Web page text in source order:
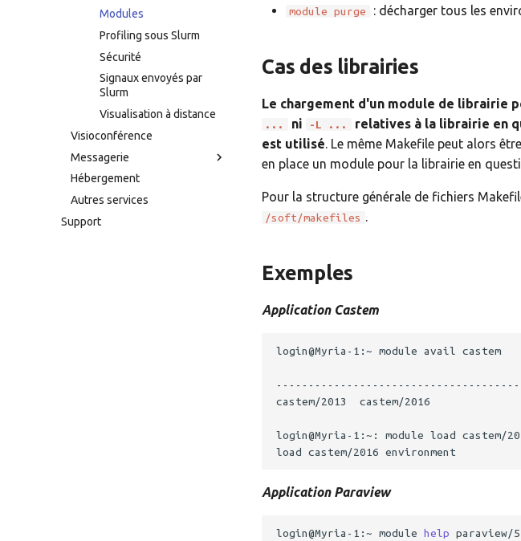
Modules
Profiling sous Slurm
Sécurité
Signaux envoyés par
Slurm
Visualisation à distance
Visioconférence
Messagerie
Hébergement
Autres services
Support
module purge : décharger tous les
Cas des librairies
Le chargement d'un module de librairie
...
ni -L ...
relatives à la librairie en
est utilisé. Le même Makefile peut alors
en place un module pour la librairie en
Pour la structure générale de fichiers
/soft/makefiles .
Exemples
Application Castem
login@Myria-1:~ module avail castem
Application Paraview
login@Myria-1:~ module help